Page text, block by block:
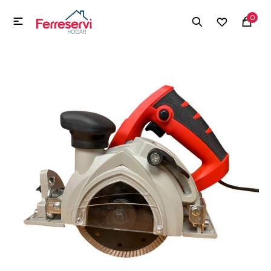
0

MI CUENTA
Herramientas y Construcción
Electrodomésticos
Tecnología
Deportes